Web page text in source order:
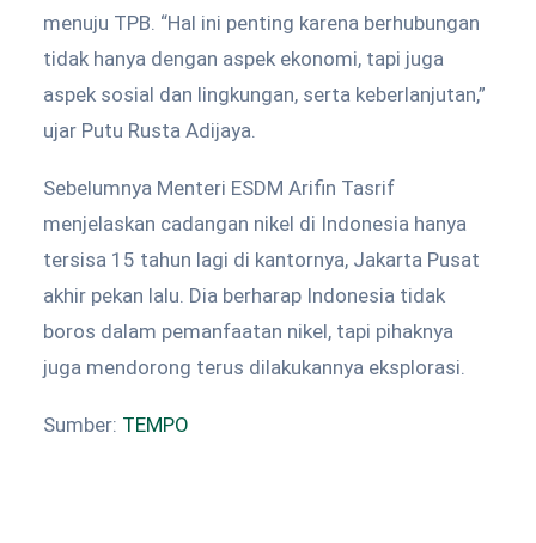
menuju TPB. “Hal ini penting karena berhubungan
tidak hanya dengan aspek ekonomi, tapi juga
aspek sosial dan lingkungan, serta keberlanjutan,”
ujar Putu Rusta Adijaya.
Sebelumnya Menteri ESDM Arifin Tasrif
menjelaskan cadangan nikel di Indonesia hanya
tersisa 15 tahun lagi di kantornya, Jakarta Pusat
akhir pekan lalu. Dia berharap Indonesia tidak
boros dalam pemanfaatan nikel, tapi pihaknya
juga mendorong terus dilakukannya eksplorasi.
Sumber: TEMPO